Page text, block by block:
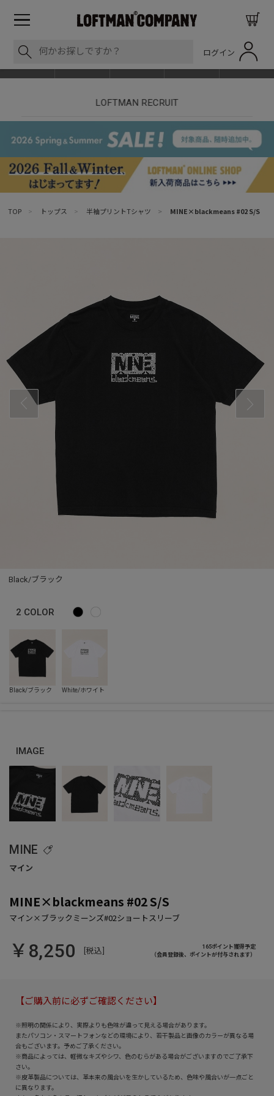
ログイン
LOFTMAN RECRUIT
TOP > トップス > 半袖プリントTシャツ > MINE×blackmeans #02 S/S
Black/ブラック
2 COLOR
IMAGE
MINE
MINE×blackmeans #02 S/S
￥8,250 [税込]
165ポイント獲得予定
（会員登録後、ポイントが付与されます）
【ご購入前に必ずご確認ください】
※照明の関係により、実際よりも色味が違って見える場合があります。
またパソコン・スマートフォンなどの環境により、若干製品と画像のカラーが異なる場
合もございます。予めご了承ください。
※商品によっては、軽微なキズやシワ、色のむらがある場合がございますのでご了承下
さい。
※皮革製品については、革本来の風合いを生かしているため、色味や風合いが一点ごと
に異なります。